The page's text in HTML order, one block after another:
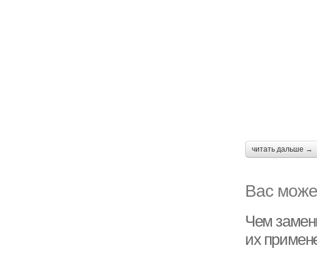
читать дальше →
Вас
Чем
их